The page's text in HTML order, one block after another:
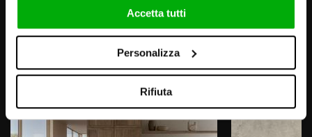
Accetta tutti
Personalizza
Rifiuta
VISUELS ET AMBIANCES